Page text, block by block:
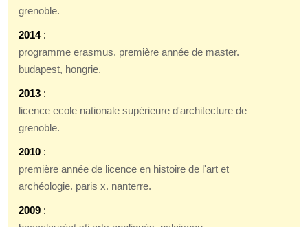
grenoble.
2014:
programme erasmus. première année de master.
budapest, hongrie.
2013 :
licence ecole nationale supérieure d'architecture de
grenoble.
2010 :
première année de licence en histoire de l'art et
archéologie. paris x. nanterre.
2009 :